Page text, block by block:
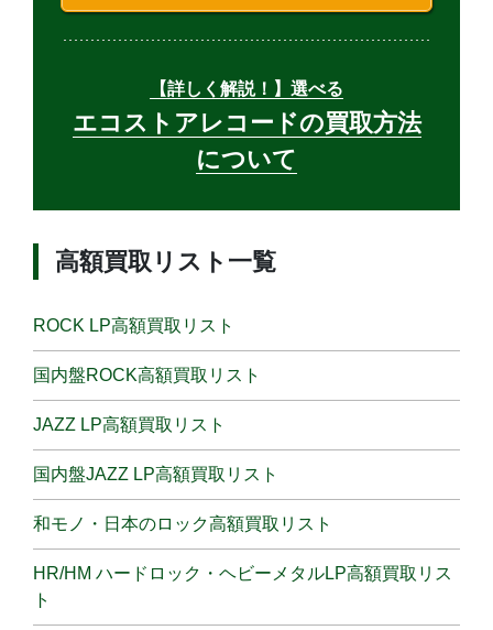
【詳しく解説！】選べる
エコストアレコードの買取方法
について
高額買取リスト一覧
ROCK LP高額買取リスト
国内盤ROCK高額買取リスト
JAZZ LP高額買取リスト
国内盤JAZZ LP高額買取リスト
和モノ・日本のロック高額買取リスト
HR/HM ハードロック・ヘビーメタルLP高額買取リス
ト